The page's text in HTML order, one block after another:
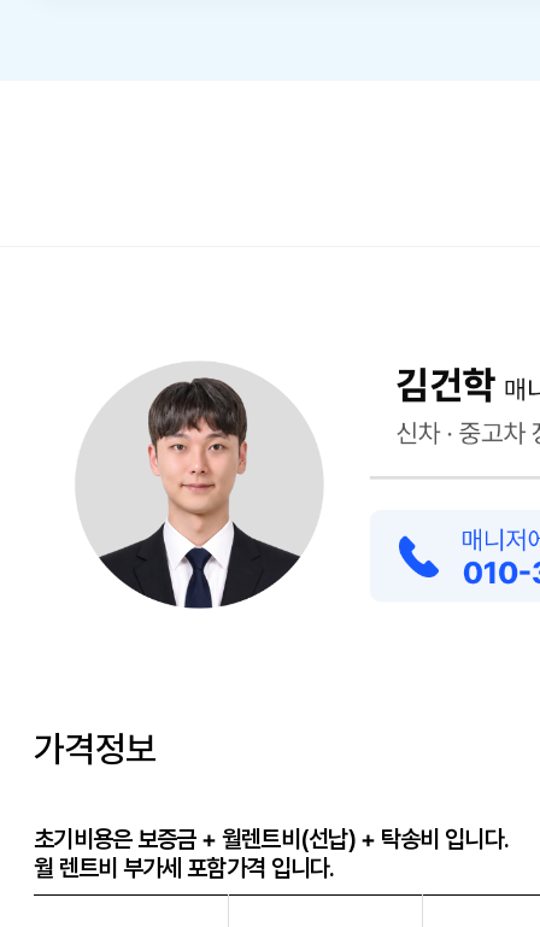
가격정보
초기비용은 보증금 + 월렌트비(선납) + 탁송비 입니다.
월 렌트비 부가세 포함가격 입니다.